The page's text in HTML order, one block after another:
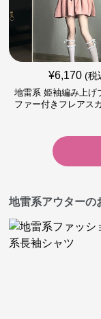
¥6,170 (税
地雷系 姫袖編み上げ
ファー付きフレアス
地雷系アウターの